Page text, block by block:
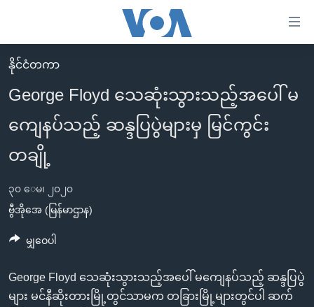
လွယ်ကူ
စေ
များ
ပင်မ
အကြောင်းအရာ
ကျော်
ရန်
ပင်မ
မူလစာမျက်နှာ
မြန်မာ
ကမ္ဘာ့သတင်းများ
နိုင်ငံတကာ
တရုတ်
ဗွီဒီယို
ရပ်ဝန်းတခု လမ်းတခု အလွန်
အမေရိကန်သုံးအီဒီယံ
မကြေးမုံရဲ့ အင်္ဂလိပ်စာ
ရုပ်ရှင်ထဲက အင်္ဂလိပ်စာ
အပတ်စဉ်ကဏ္ဍများ
ရေဒီယို
တီဗွီ
ရေဒီယိုနှင့်ရုပ်သံ အချက်အလက်များ
ရေဒီယို/တီဗွီအစီအစဉ်
နိုင်ငံတကာ
George Floyd သေဆုံးသွားသည့်အပေါ် မ
ကျေနပ်သည့် ဆန္ဒပြပွဲများမှ မြင်ကွင်း
တချို့
၃၀ ေမ၊ ၂၀၂၀
ဗွီအိုအေ (မြန်မာဌာန)
George Floyd သေဆုံးသွားသည့်အပေါ် မကျေနပ်သည့် ဆန္ဒပြပွဲ
များ မင်နီဆိုးတားမြို့တွင်သာမက တခြားမြို့များတွင်ပါ ဆက်
မျှဝေပါ